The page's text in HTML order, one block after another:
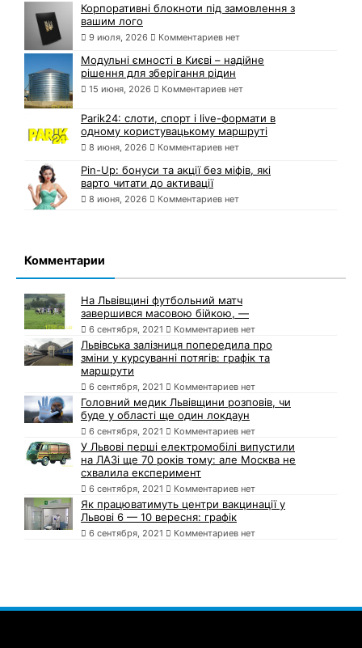
Корпоративні блокноти під замовлення з
вашим лого
9 июля, 2026 Комментариев нет
Модульні ємності в Києві – надійне
рішення для зберігання рідин
15 июня, 2026 Комментариев нет
Parik24: слоти, спорт і live-формати в
одному користувацькому маршруті
8 июня, 2026 Комментариев нет
Pin-Up: бонуси та акції без міфів, які
варто читати до активації
8 июня, 2026 Комментариев нет
Комментарии
На Львівщині футбольний матч
завершився масовою бійкою, —
6 сентября, 2021 Комментариев нет
Львівська залізниця попередила про
зміни у курсуванні потягів: графік та
маршрути
6 сентября, 2021 Комментариев нет
Головний медик Львівщини розповів, чи
буде у області ще один локдаун
6 сентября, 2021 Комментариев нет
У Львові перші електромобілі випустили
на ЛАЗі ще 70 років тому: але Москва не
схвалила експеримент
6 сентября, 2021 Комментариев нет
Як працюватимуть центри вакцинації у
Львові 6 — 10 вересня: графік
6 сентября, 2021 Комментариев нет